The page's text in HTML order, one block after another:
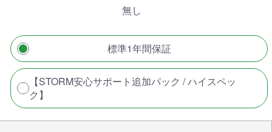
無し
標準1年間保証
【STORM安心サポート追加パック / ハイスペッ
ク】